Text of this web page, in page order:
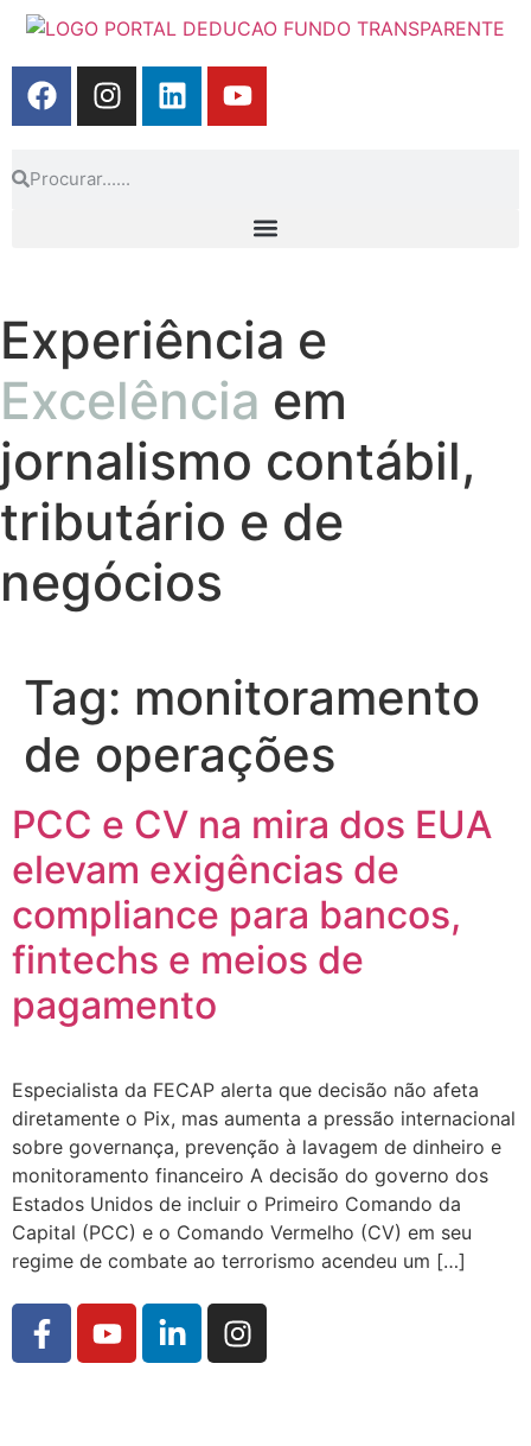
Experiência e
Excelência em
jornalismo contábil,
tributário e de
negócios
Tag: monitoramento
de operações
PCC e CV na mira dos EUA
elevam exigências de
compliance para bancos,
fintechs e meios de
pagamento
Especialista da FECAP alerta que decisão não afeta
diretamente o Pix, mas aumenta a pressão internacional
sobre governança, prevenção à lavagem de dinheiro e
monitoramento financeiro A decisão do governo dos
Estados Unidos de incluir o Primeiro Comando da
Capital (PCC) e o Comando Vermelho (CV) em seu
regime de combate ao terrorismo acendeu um […]